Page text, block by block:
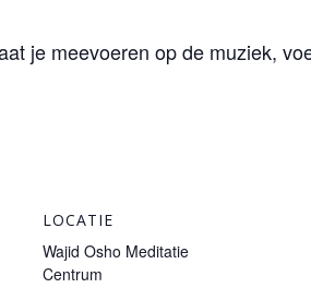
je meevoeren op de muziek,
LOCATIE
Wajid Osho Meditatie
Centrum